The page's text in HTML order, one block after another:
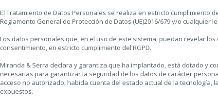
El Tratamiento de Datos Personales se realiza en estricto cumplimiento
Reglamento General de Protección de Datos (UE)2016/679 y/o
Los datos personales que, en el uso de este sistema, puedan revelar
consentimiento, en estricto cumplimiento del RGPD.
Miranda & Serra declara y garantiza que ha implantado, está dotado y
necesarias para garantizar la seguridad de los datos de carácter
acceso no autorizado, habida cuenta del estado actual de la
expuestos.